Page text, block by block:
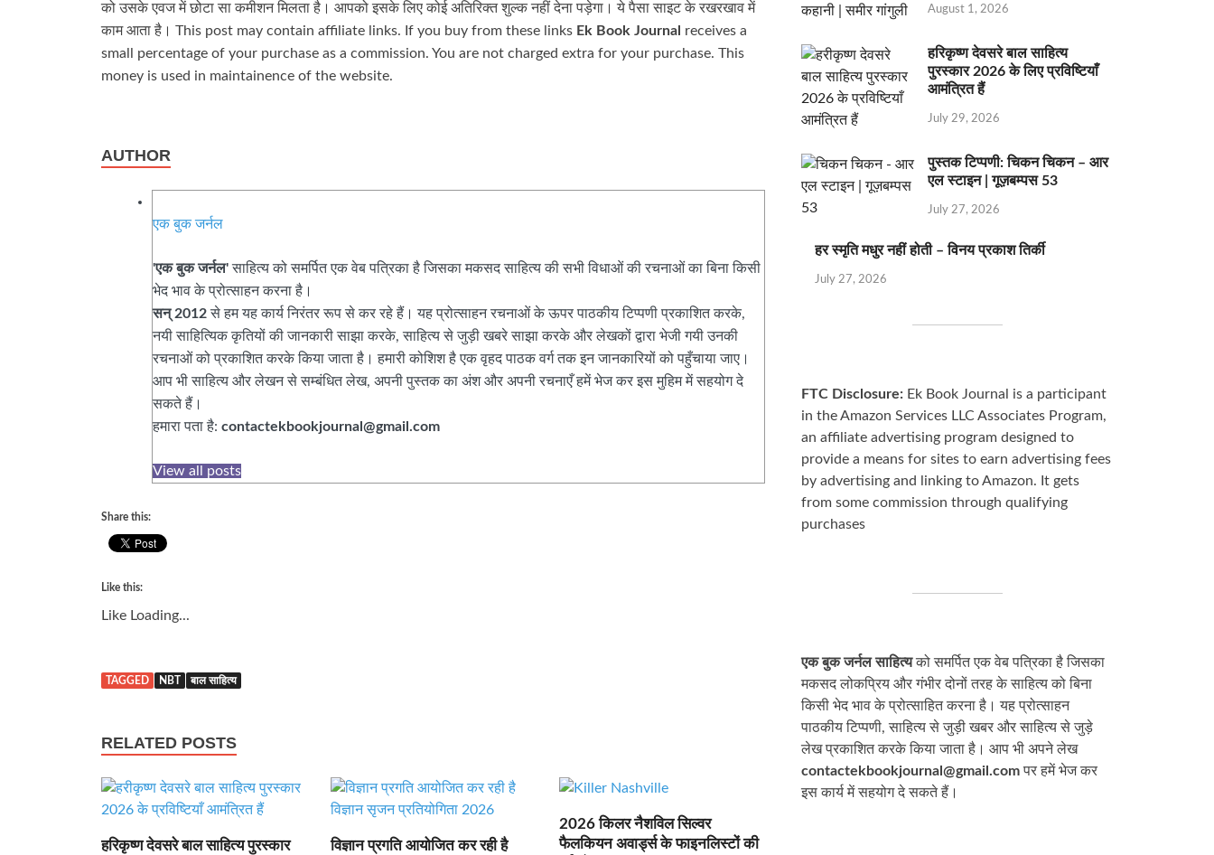
को उसके एवज में छोटा सा कमीशन मिलता है। आपको इसके लिए कोई अतिरिक्त शुल्क नहीं देना पड़ेगा। ये पैसा साइट के रखरखाव में
काम आता है। This post may contain affiliate links. If you buy from these links Ek Book Journal receives a
small percentage of your purchase as a commission. You are not charged extra for your purchase. This
money is used in maintainence of the website.
AUTHOR
एक बुक जर्नल
'एक बुक जर्नल'साहित्य को समर्पित एक वेब पत्रिका है जिसका मकसद साहित्य की सभी विधाओं की रचनाओं का बिना किसी
भेद भाव के प्रोत्साहन करना है।
सन् 2012से हम यह कार्य निरंतर रूप से कर रहे हैं। यह प्रोत्साहन रचनाओं के ऊपर पाठकीय टिप्पणी प्रकाशित करके,
नयी साहित्यिक कृतियों की जानकारी साझा करके, साहित्य से जुड़ी खबरे साझा करके और लेखकों द्वारा भेजी गयी उनकी
रचनाओं को प्रकाशित करके किया जाता है। हमारी कोशिश है एक वृहद पाठक वर्ग तक इन जानकारियों को पहुँचाया जाए।
आप भी साहित्य और लेखन से सम्बंधित लेख, अपनी पुस्तक का अंश और अपनी रचनाएँ हमें भेज कर इस मुहिम में सहयोग दे
सकते हैं।
हमारा पता है: contactekbookjournal@gmail.com
View all posts
Share this:
Like this:
Like Loading...
TAGGED NBT बाल साहित्य
RELATED POSTS
हरिकृष्ण देवसरे बाल साहित्य पुरस्कार
विज्ञान प्रगति आयोजित कर रही है
2026 किलर नैशविल सिल्वर
फैलकियन अवार्ड्स के फाइनलिस्टों की
August 1, 2026
हरिकृष्ण देवसरे बाल साहित्य
पुरस्कार 2026 के लिए प्रविष्टियाँ
आमंत्रित हैं
July 29, 2026
पुस्तक टिप्पणी: चिकन चिकन – आर
एल स्टाइन | गूज़बम्पस 53
July 27, 2026
हर स्मृति मधुर नहीं होती – विनय प्रकाश तिर्की
July 27, 2026
FTC Disclosure: Ek Book Journal is a participant
in the Amazon Services LLC Associates Program,
an affiliate advertising program designed to
provide a means for sites to earn advertising fees
by advertising and linking to Amazon. It gets
from some commission through qualifying
purchases
एक बुक जर्नल साहित्यको समर्पित एक वेब पत्रिका है जिसका
मकसद लोकप्रिय और गंभीर दोनों तरह के साहित्य को बिना
किसी भेद भाव के प्रोत्साहित करना है। यह प्रोत्साहन
पाठकीय टिप्पणी, साहित्य से जुड़ी खबर और साहित्य से जुड़े
लेख प्रकाशित करके किया जाता है। आप भी अपने लेख
contactekbookjournal@gmail.comपर हमें भेज कर
इस कार्य में सहयोग दे सकते हैं।